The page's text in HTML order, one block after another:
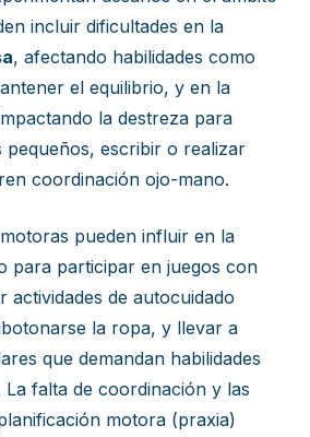
incluir dificultades en la
, afectando habilidades como
el equilibrio, y en la
la destreza para
pequeños, escribir o realizar
coordinación ojo-mano.
pueden influir en la
para participar en juegos con
actividades de autocuidado
la ropa, y llevar a
que demandan habilidades
La falta de coordinación y las
motora (praxia)